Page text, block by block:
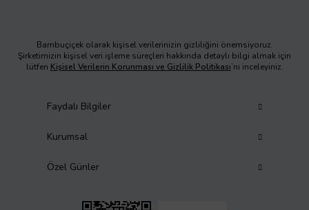
Bambuçiçek olarak kişisel verilerinizin gizliliğini önemsiyoruz.
Şirketimizin kişisel veri işleme süreçleri hakkında detaylı bilgi almak için
lütfen Kişisel Verilerin Korunması ve Gizlilik Politikası’nı inceleyiniz.
Faydalı Bilgiler
Kurumsal
Özel Günler